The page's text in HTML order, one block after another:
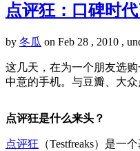
点评狂：口碑时
by 冬瓜 on Feb 28 , 2010 ,
这几天，在为一个朋友选
中意的手机。与豆瓣、大
点评狂是什么来头？
点评狂 （Testfreaks）是